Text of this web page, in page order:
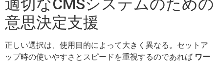
適切なCMSシステムのための
意思決定支援
正しい選択は、使用目的によって大きく異なる。セットア
ップ時の使いやすさとスピードを重視するのであれば ワー